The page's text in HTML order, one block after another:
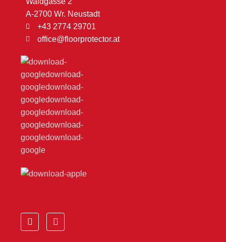
A-2700 Wr. Neustadt
+43 2774 29701
office@floorprotector.at
F
a
Y
o